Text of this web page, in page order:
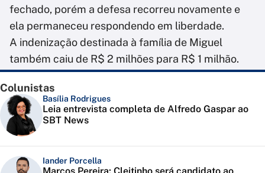
fechado, porém a defesa recorreu novamente e
ela permaneceu respondendo em liberdade.
A indenização destinada à família de Miguel
também caiu de R$ 2 milhões para R$ 1 milhão.
Colunistas
Basília Rodrigues
Leia entrevista completa de Alfredo Gaspar ao
SBT News
Iander Porcella